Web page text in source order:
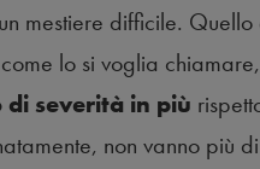
mestiere difficile.
lo si voglia
di severità in più
non vanno più